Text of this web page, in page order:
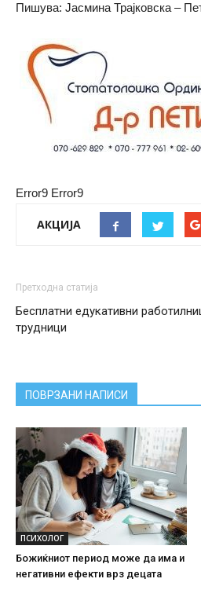
Пишува: Јасмина Трајковска –
Error9 Error9
АКЦИЈА
Претходна статија
Бесплатни едукативни
трудници
ПОВРЗАНИ НАПИСИ
ПСИХОЛОГ
Божиќниот период може да има и
негативни ефекти врз децата